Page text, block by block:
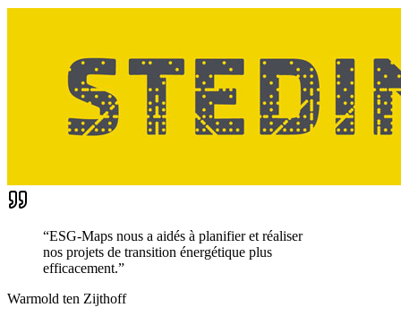
“ESG-Maps nous a aidés à planifier et réaliser
nos projets de transition énergétique plus
efficacement.”
Warmold ten Zijthoff